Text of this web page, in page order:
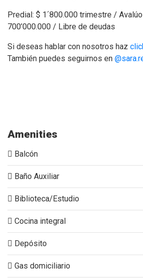
Predial: $ 1´800.000 trimestre /
700’000.000 / Libre de deudas
Si deseas hablar con nosotros haz
También puedes seguirnos en
Amenities
Balcón
Baño Auxiliar
Biblioteca/Estudio
Cocina integral
Depósito
Gas domiciliario